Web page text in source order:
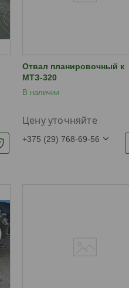
Отвал планировочный к
МТЗ-320
В наличии
Цену уточняйте
+375 (29) 768-69-56